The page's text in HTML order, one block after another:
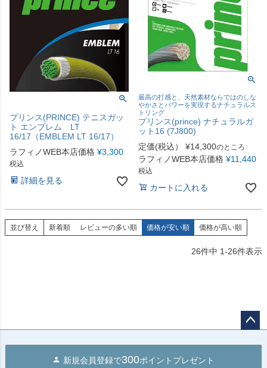
プリンス(PRINCE) テニスガッ
ト エンブレム LT
16/17（EMBLEM LT 16/17）
ラフィノWEB本店価格 ¥3,300
税込
詳細を見る
最高の打感と、天然素材ならではのしな
やかさとパワーを実現するナチュラルス
トリング
プリンス(prince) ナチュラルガ
ット16 (7J800)
定価(税込）
¥14,300のところ
ラフィノWEB本店価格 ¥11,440
税込
カートに入れる
並び替え 新着順 レビューの多い順 価格が安い順 価格が高い順
26件中 1-26件表示
新規会員登録で300ポイントプレゼント